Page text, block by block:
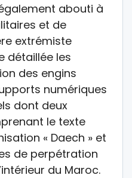
abouti à
et de
extrémiste
détaillée les
des engins
numériques
dont deux
le texte
« Daech » et
de perpétration
du Maroc.